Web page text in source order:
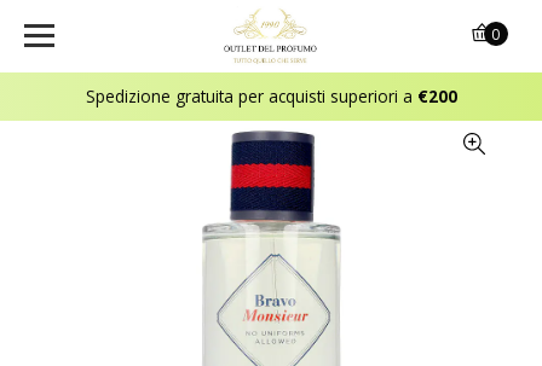
Spedizione gratuita per acquisti superiori a €200
0